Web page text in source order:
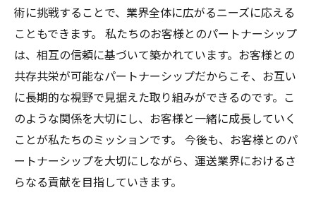
術に挑戦することで、業界全体に広がるニーズに応える
こともできます。 私たちのお客様とのパートナーシップ
は、相互の信頼に基づいて築かれています。お客様との
共存共栄が可能なパートナーシップだからこそ、お互い
に長期的な視野で見据えた取り組みができるのです。こ
のような関係を大切にし、お客様と一緒に成長していく
ことが私たちのミッションです。 今後も、お客様とのパ
ートナーシップを大切にしながら、運送業界におけるさ
らなる貢献を目指していきます。